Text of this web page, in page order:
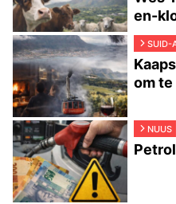
en-
SUID-
om te
NUUS